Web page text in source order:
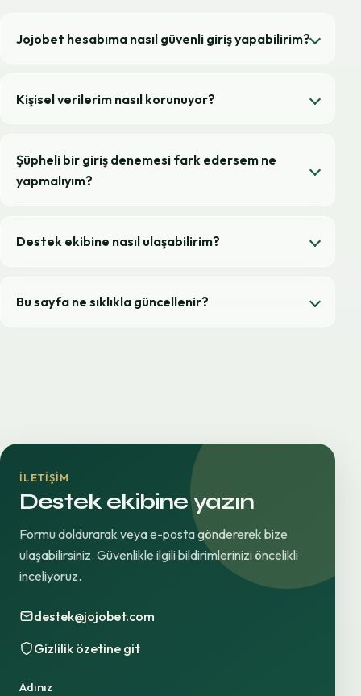
Jojobet hesabıma nasıl güvenli giriş yapabilirim?
Kişisel verilerim nasıl korunuyor?
Şüpheli bir giriş denemesi fark edersem ne
yapmalıyım?
Destek ekibine nasıl ulaşabilirim?
Bu sayfa ne sıklıkla güncellenir?
İLETIŞIM
Destek ekibine yazın
Formu doldurarak veya e-posta göndererek bize
ulaşabilirsiniz. Güvenlikle ilgili bildirimlerinizi öncelikli
inceliyoruz.
destek@jojobet.com
Gizlilik özetine git
Adınız